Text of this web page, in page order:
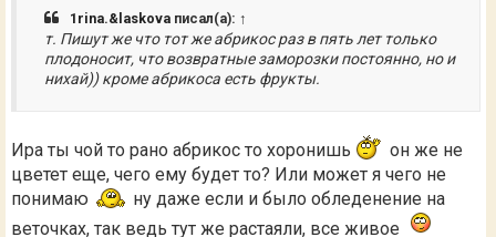
1rina.&laskova писал(а): ↑
т. Пишут же что тот же абрикос раз в пять лет только
плодоносит, что возвратные заморозки постоянно, но и
нихай)) кроме абрикоса есть фрукты.
Ира ты чой то рано абрикос то хоронишь
он же не
цветет еще, чего ему будет то? Или может я чего не
понимаю
ну даже если и было обледенение на
веточках, так ведь тут же растаяли, все живое